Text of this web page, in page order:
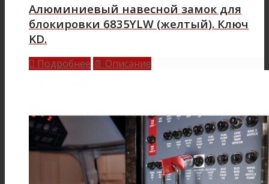
Алюминиевый навесной замок для
блокировки 6835YLW (желтый). Ключ
KD.
 Подробнее 📄 Описание